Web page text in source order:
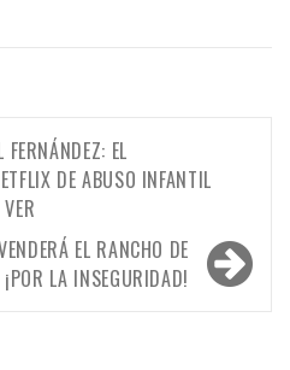
EL
DE ABUSO INFANTIL
EL RANCHO DE
LA INSEGURIDAD!